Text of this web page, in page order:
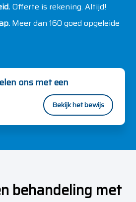
Offerte is rekening. Altijd!
Meer dan 160 goed opgeleide
ons met een
Bekijk het bewijs
behandeling met